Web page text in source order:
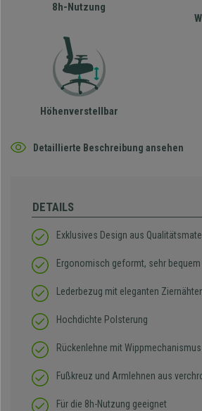
8h-Nutzung
Höhenverstellbar
Detaillierte Beschreibung ansehen
DETAILS
Exklusives Design aus
Ergonomisch geformt, sehr bequem
Lederbezug mit eleganten
Hochdichte Polsterung
Rückenlehne mit Wippmechanismus
Fußkreuz und Armlehnen aus
Für die 8h-Nutzung geeignet